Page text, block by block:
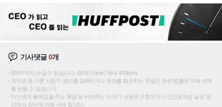
기사댓글0개
200자까지 쓰실 수 있습니다. (현재 0 byte / 최대 400byte)
저작권 등 다른 사람의 권리를 침해하거나 명예를 훼손하는 댓글은 관련 법률에 의해 제재
를 받을 수 있습니다.
타인에게 불쾌감을 주는 욕설 등 비하하는 단어가 내용에 포함되거나 인신공격성 글은 관
리자의 판단에 의해 삭제 합니다.